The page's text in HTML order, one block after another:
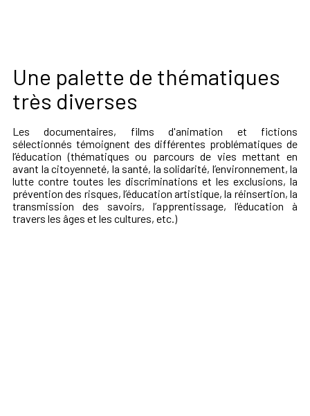
Une palette de thématiques
très diverses
Les documentaires, films d'animation et fictions
sélectionnés témoignent des différentes problématiques de
l’éducation (thématiques ou parcours de vies mettant en
avant la citoyenneté, la santé, la solidarité, l’environnement, la
lutte contre toutes les discriminations et les exclusions, la
prévention des risques, l’éducation artistique, la réinsertion, la
transmission des savoirs, l’apprentissage, l’éducation à
travers les âges et les cultures, etc.)